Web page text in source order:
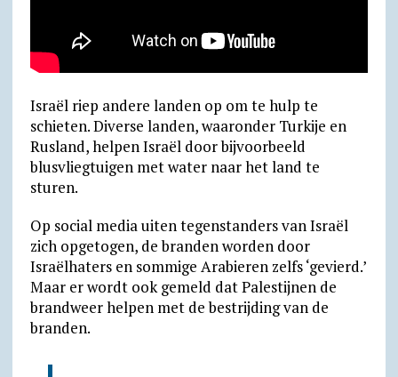
Israël riep andere landen op om te hulp te
schieten. Diverse landen, waaronder Turkije en
Rusland, helpen Israël door bijvoorbeeld
blusvliegtuigen met water naar het land te
sturen.
Op social media uiten tegenstanders van Israël
zich opgetogen, de branden worden door
Israëlhaters en sommige Arabieren zelfs ‘gevierd.’
Maar er wordt ook gemeld dat Palestijnen de
brandweer helpen met de bestrijding van de
branden.